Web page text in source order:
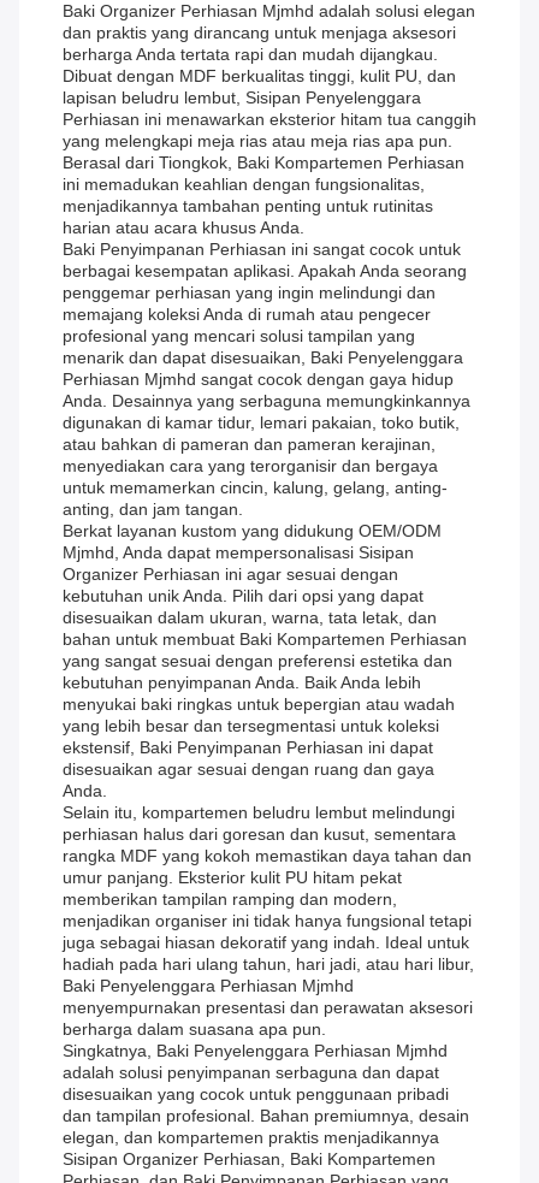
Baki Organizer Perhiasan Mjmhd adalah solusi elegan
dan praktis yang dirancang untuk menjaga aksesori
berharga Anda tertata rapi dan mudah dijangkau.
Dibuat dengan MDF berkualitas tinggi, kulit PU, dan
lapisan beludru lembut, Sisipan Penyelenggara
Perhiasan ini menawarkan eksterior hitam tua canggih
yang melengkapi meja rias atau meja rias apa pun.
Berasal dari Tiongkok, Baki Kompartemen Perhiasan
ini memadukan keahlian dengan fungsionalitas,
menjadikannya tambahan penting untuk rutinitas
harian atau acara khusus Anda.
Baki Penyimpanan Perhiasan ini sangat cocok untuk
berbagai kesempatan aplikasi. Apakah Anda seorang
penggemar perhiasan yang ingin melindungi dan
memajang koleksi Anda di rumah atau pengecer
profesional yang mencari solusi tampilan yang
menarik dan dapat disesuaikan, Baki Penyelenggara
Perhiasan Mjmhd sangat cocok dengan gaya hidup
Anda. Desainnya yang serbaguna memungkinkannya
digunakan di kamar tidur, lemari pakaian, toko butik,
atau bahkan di pameran dan pameran kerajinan,
menyediakan cara yang terorganisir dan bergaya
untuk memamerkan cincin, kalung, gelang, anting-
anting, dan jam tangan.
Berkat layanan kustom yang didukung OEM/ODM
Mjmhd, Anda dapat mempersonalisasi Sisipan
Organizer Perhiasan ini agar sesuai dengan
kebutuhan unik Anda. Pilih dari opsi yang dapat
disesuaikan dalam ukuran, warna, tata letak, dan
bahan untuk membuat Baki Kompartemen Perhiasan
yang sangat sesuai dengan preferensi estetika dan
kebutuhan penyimpanan Anda. Baik Anda lebih
menyukai baki ringkas untuk bepergian atau wadah
yang lebih besar dan tersegmentasi untuk koleksi
ekstensif, Baki Penyimpanan Perhiasan ini dapat
disesuaikan agar sesuai dengan ruang dan gaya
Anda.
Selain itu, kompartemen beludru lembut melindungi
perhiasan halus dari goresan dan kusut, sementara
rangka MDF yang kokoh memastikan daya tahan dan
umur panjang. Eksterior kulit PU hitam pekat
memberikan tampilan ramping dan modern,
menjadikan organiser ini tidak hanya fungsional tetapi
juga sebagai hiasan dekoratif yang indah. Ideal untuk
hadiah pada hari ulang tahun, hari jadi, atau hari libur,
Baki Penyelenggara Perhiasan Mjmhd
menyempurnakan presentasi dan perawatan aksesori
berharga dalam suasana apa pun.
Singkatnya, Baki Penyelenggara Perhiasan Mjmhd
adalah solusi penyimpanan serbaguna dan dapat
disesuaikan yang cocok untuk penggunaan pribadi
dan tampilan profesional. Bahan premiumnya, desain
elegan, dan kompartemen praktis menjadikannya
Sisipan Organizer Perhiasan, Baki Kompartemen